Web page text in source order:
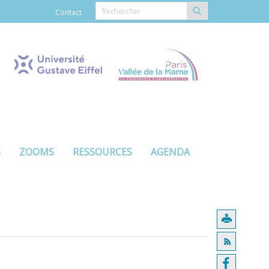
Contact
ZOOMS RESSOURCES AGENDA